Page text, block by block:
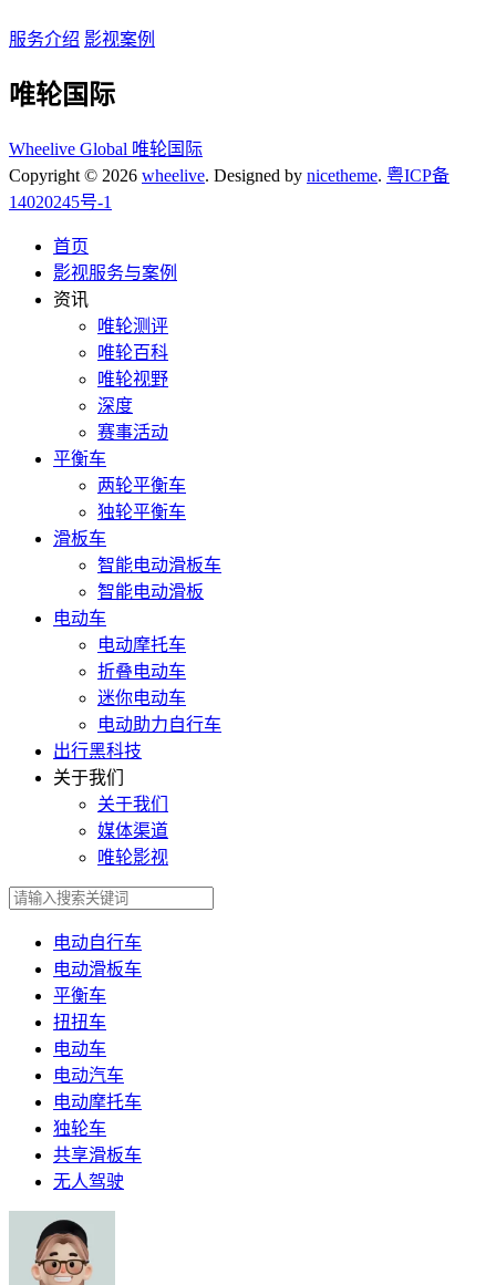
服务介绍 影视案例
唯轮国际
Wheelive Global 唯轮国际
Copyright © 2026 wheelive. Designed by nicetheme. 粤ICP备
14020245号-1
首页
影视服务与案例
资讯
唯轮测评
唯轮百科
唯轮视野
深度
赛事活动
平衡车
两轮平衡车
独轮平衡车
滑板车
智能电动滑板车
智能电动滑板
电动车
电动摩托车
折叠电动车
迷你电动车
电动助力自行车
出行黑科技
关于我们
关于我们
媒体渠道
唯轮影视
电动自行车
电动滑板车
平衡车
扭扭车
电动车
电动汽车
电动摩托车
独轮车
共享滑板车
无人驾驶